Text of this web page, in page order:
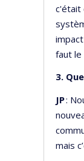
c'était
faut le
3.
JP:
mais